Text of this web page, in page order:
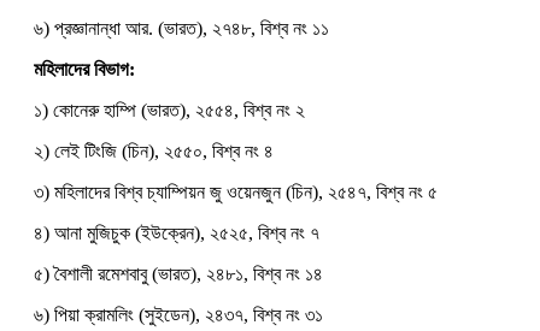
৬) প্রজ্ঞানান্ধা আর. (ভারত), ২৭৪৮, বিশ্ব নং ১১
মহিলাদের বিভাগ:
১) কোনেরু হাম্পি (ভারত), ২৫৫৪, বিশ্ব নং ২
২) লেই টিংজি (চিন), ২৫৫০, বিশ্ব নং ৪
৩) মহিলাদের বিশ্ব চ্যাম্পিয়ন জু ওয়েনজুন (চিন), ২৫৪৭, বিশ্ব নং ৫
৪) আনা মুজিচুক (ইউক্রেন), ২৫২৫, বিশ্ব নং ৭
৫) বৈশালী রমেশবাবু (ভারত), ২৪৮১, বিশ্ব নং ১৪
৬) পিয়া ক্রামলিং (সুইডেন), ২৪৩৭, বিশ্ব নং ৩১